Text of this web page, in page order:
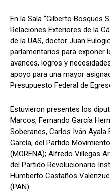
En la Sala “Gilberto Bosques
Relaciones Exteriores de la
de la UAS, doctor Juan
parlamentarios para exponer
avances, logros y
apoyo para una mayor
Presupuesto Federal de
Estuvieron presentes los
Marcos, Fernando García
Soberanes, Carlos Iván Ayala
García, del Partido
(MORENA); Alfredo Villegas
del Partido Revolucionario
Humberto Castaños
(PAN).